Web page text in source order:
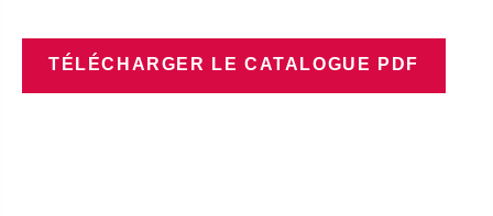
TÉLÉCHARGER LE CATALOGUE PDF